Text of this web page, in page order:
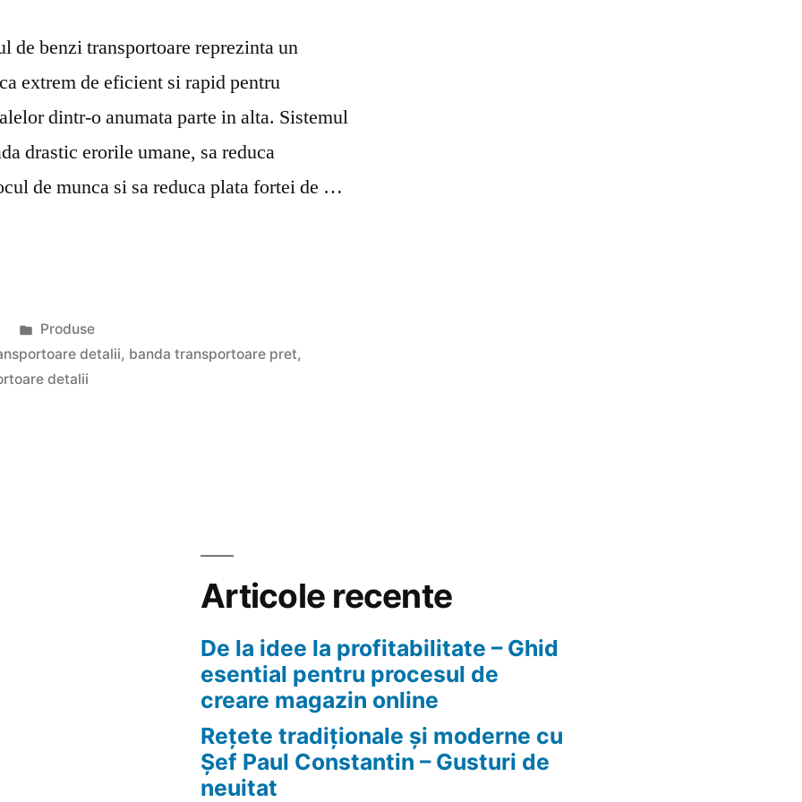
de benzi transportoare reprezinta un
extrem de eficient si rapid pentru
dintr-o anumata parte in alta. Sistemul
drastic erorile umane, sa reduca
de munca si sa reduca plata fortei de …
Publicat
în
Produse
detalii, banda transportoare pret,
detalii
Articole recente
De la idee la profitabilitate – Ghid
esential pentru procesul de
creare magazin online
Rețete tradiționale și moderne cu
Șef Paul Constantin – Gusturi de
neuitat